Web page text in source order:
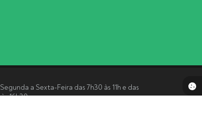
a Sexta-Feira das 7h30 às 11h e das
às 16h30